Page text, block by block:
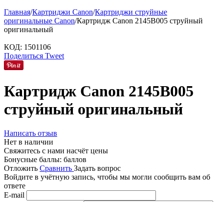
Главная/Картриджи Canon/Картриджи струйные
оригинальные Canon/Картридж Canon 2145B005 струйный
оригинальный
КОД: 1501106
Поделиться Tweet
Картридж Canon 2145B005
струйный оригинальный
Написать отзыв
Нет в наличии
Свяжитесь с нами насчёт цены
Бонусные баллы: баллов
Отложить Сравнить Задать вопрос
Войдите в учётную запись, чтобы мы могли сообщить вам об
ответе
E-mail